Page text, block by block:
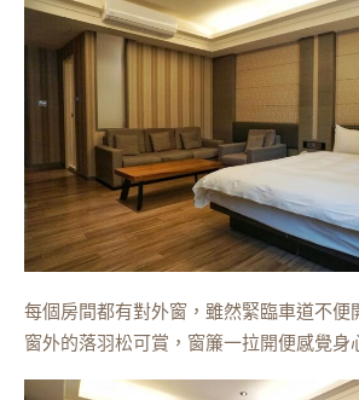
每個房間都有對外窗，雖然緊臨車道不便
窗外的落羽松可賞，窗簾一拉開便感覺身